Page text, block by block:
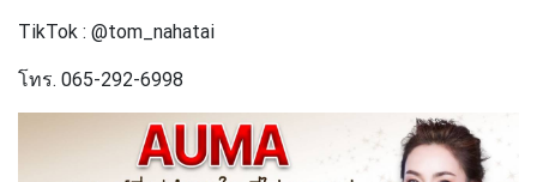
TikTok : @tom_nahatai
โทร. 065-292-6998